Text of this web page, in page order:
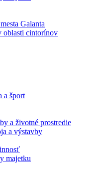
Galanta
oblasti cintorínov
a šport
a životné prostredie
a výstavby
majetku